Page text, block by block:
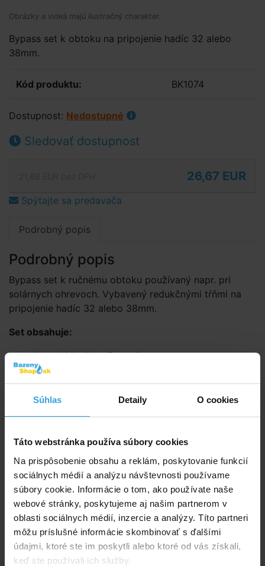
Súhlas Detaily O cookies
Táto webstránka používa súbory cookies
Na prispôsobenie obsahu a reklám, poskytovanie funkcií
sociálnych médií a analýzu návštevnosti používame
súbory cookie. Informácie o tom, ako používate naše
webové stránky, poskytujeme aj našim partnerom v
oblasti sociálnych médií, inzercie a analýzy. Títo partneri
môžu príslušné informácie skombinovať s ďalšími
údajmi, ktoré ste im poskytli alebo ktoré od vás získali,
keď ste používali ich služby.
Obrázky a videá majú ilustračný charakter.
Bypass set k obtoku na pripojenie hadíc 32 alebo
38mm.
Kód produktu: BK1074
Dostupnost: Nedostupné
Sledovať dostupnost
26,67 EUR
Spýtajte sa predavača
Podrobný popis
Podrobný popis
Bypass set k ručnému obtoku používaný napr. pri
solárnych ohrevoch. Vybavený redukčnými tŕňmi na
pripojenie hadíc 32 alebo 38mm.
Set obsahuje:
1ks ovládacieho T-ventilu
1ks T-rozbočky 32/38mm
1ks teflónové pásky na zatesnenie závitov
hadicových tŕňov
Doporučené príslušenstvo (2)
Bazénová hadica modrá 32mm